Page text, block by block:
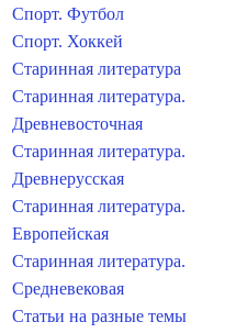
Спорт. Футбол
Спорт. Хоккей
Старинная литература
Старинная литература.
Древневосточная
Старинная литература.
Древнерусская
Старинная литература.
Европейская
Старинная литература.
Средневековая
Статьи на разные темы